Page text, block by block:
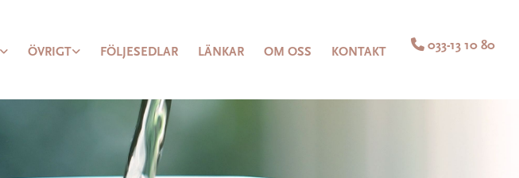
ÖVRIGT FÖLJESEDLAR LÄNKAR OM OSS KONTAKT
 033-13 10 80